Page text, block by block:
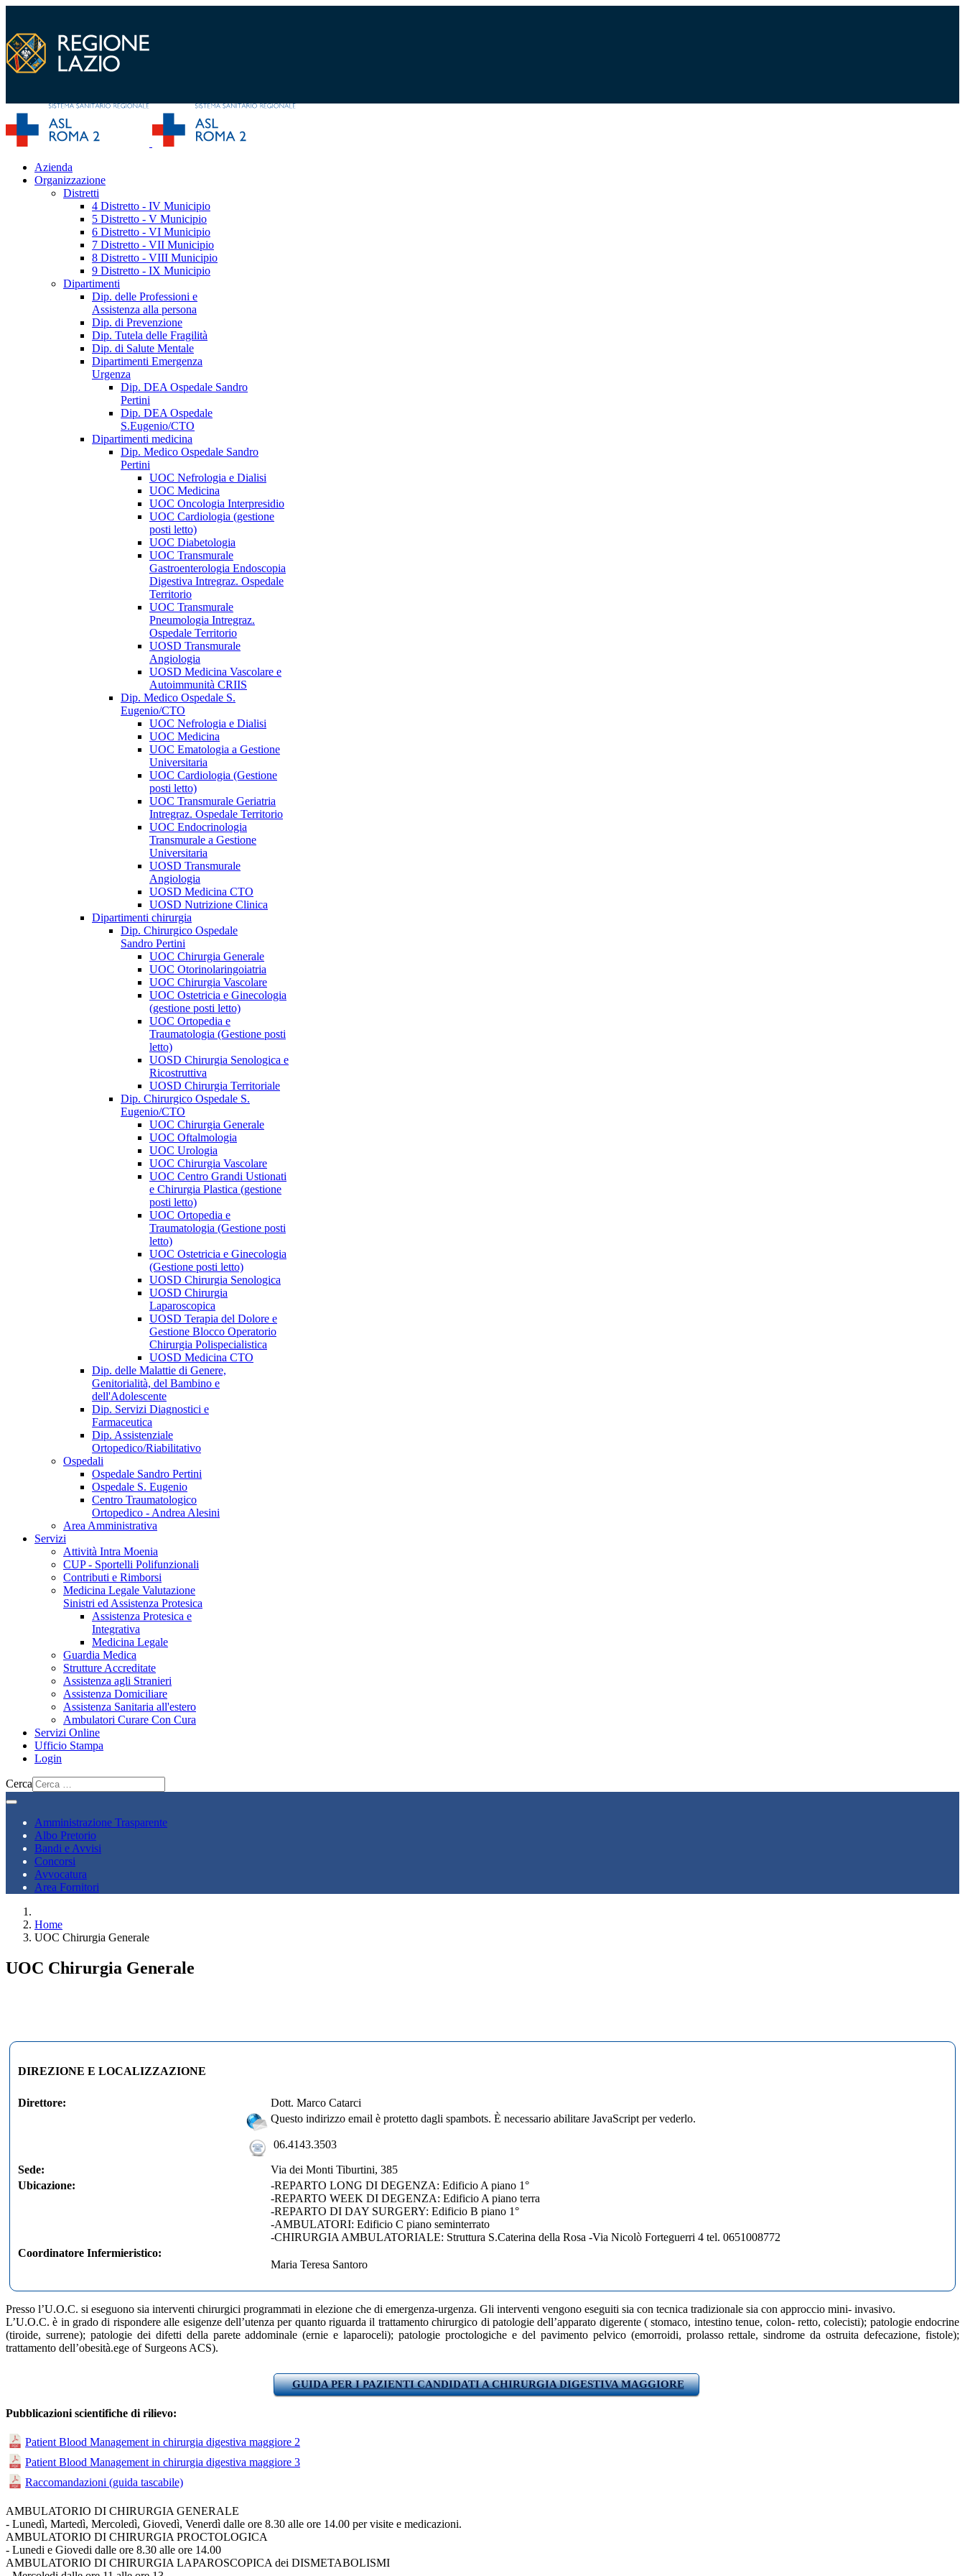
Azienda
Organizzazione
Distretti
4 Distretto - IV Municipio
5 Distretto - V Municipio
6 Distretto - VI Municipio
7 Distretto - VII Municipio
8 Distretto - VIII Municipio
9 Distretto - IX Municipio
Dipartimenti
Dip. delle Professioni e
Assistenza alla persona
Dip. di Prevenzione
Dip. Tutela delle Fragilità
Dip. di Salute Mentale
Dipartimenti Emergenza
Urgenza
Dip. DEA Ospedale Sandro
Pertini
Dip. DEA Ospedale
S.Eugenio/CTO
Dipartimenti medicina
Dip. Medico Ospedale Sandro
Pertini
UOC Nefrologia e Dialisi
UOC Medicina
UOC Oncologia Interpresidio
UOC Cardiologia (gestione
posti letto)
UOC Diabetologia
UOC Transmurale
Gastroenterologia Endoscopia
Digestiva Intregraz. Ospedale
Territorio
UOC Transmurale
Pneumologia Intregraz.
Ospedale Territorio
UOSD Transmurale
Angiologia
UOSD Medicina Vascolare e
Autoimmunità CRIIS
Dip. Medico Ospedale S.
Eugenio/CTO
UOC Nefrologia e Dialisi
UOC Medicina
UOC Ematologia a Gestione
Universitaria
UOC Cardiologia (Gestione
posti letto)
UOC Transmurale Geriatria
Intregraz. Ospedale Territorio
UOC Endocrinologia
Transmurale a Gestione
Universitaria
UOSD Transmurale
Angiologia
UOSD Medicina CTO
UOSD Nutrizione Clinica
Dipartimenti chirurgia
Dip. Chirurgico Ospedale
Sandro Pertini
UOC Chirurgia Generale
UOC Otorinolaringoiatria
UOC Chirurgia Vascolare
UOC Ostetricia e Ginecologia
(gestione posti letto)
UOC Ortopedia e
Traumatologia (Gestione posti
letto)
UOSD Chirurgia Senologica e
Ricostruttiva
UOSD Chirurgia Territoriale
Dip. Chirurgico Ospedale S.
Eugenio/CTO
UOC Chirurgia Generale
UOC Oftalmologia
UOC Urologia
UOC Chirurgia Vascolare
UOC Centro Grandi Ustionati
e Chirurgia Plastica (gestione
posti letto)
UOC Ortopedia e
Traumatologia (Gestione posti
letto)
UOC Ostetricia e Ginecologia
(Gestione posti letto)
UOSD Chirurgia Senologica
UOSD Chirurgia
Laparoscopica
UOSD Terapia del Dolore e
Gestione Blocco Operatorio
Chirurgia Polispecialistica
UOSD Medicina CTO
Dip. delle Malattie di Genere,
Genitorialità, del Bambino e
dell'Adolescente
Dip. Servizi Diagnostici e
Farmaceutica
Dip. Assistenziale
Ortopedico/Riabilitativo
Ospedali
Ospedale Sandro Pertini
Ospedale S. Eugenio
Centro Traumatologico
Ortopedico - Andrea Alesini
Area Amministrativa
Servizi
Attività Intra Moenia
CUP - Sportelli Polifunzionali
Contributi e Rimborsi
Medicina Legale Valutazione
Sinistri ed Assistenza Protesica
Assistenza Protesica e
Integrativa
Medicina Legale
Guardia Medica
Strutture Accreditate
Assistenza agli Stranieri
Assistenza Domiciliare
Assistenza Sanitaria all'estero
Ambulatori Curare Con Cura
Servizi Online
Ufficio Stampa
Login
Cerca
Amministrazione Trasparente
Albo Pretorio
Bandi e Avvisi
Concorsi
Avvocatura
Area Fornitori
Home
UOC Chirurgia Generale
UOC Chirurgia Generale
DIREZIONE E LOCALIZZAZIONE
Direttore:
Dott. Marco Catarci
Questo indirizzo email è protetto dagli spambots. È necessario abilitare JavaScript per vederlo.
06.4143.3503
Sede:
Via dei Monti Tiburtini, 385
Ubicazione:
-REPARTO LONG DI DEGENZA: Edificio A piano 1°
-REPARTO WEEK DI DEGENZA: Edificio A piano terra
-REPARTO DI DAY SURGERY: Edificio B piano 1°
-AMBULATORI: Edificio C piano seminterrato
-CHIRURGIA AMBULATORIALE: Struttura S.Caterina della Rosa -Via Nicolò Forteguerri 4 tel. 0651008772
Coordinatore Infermieristico:
Maria Teresa Santoro
Presso l’U.O.C. si eseguono sia interventi chirurgici programmati in elezione che di emergenza-urgenza. Gli interventi vengono eseguiti sia con tecnica tradizionale sia con approccio mini- invasivo.
L’U.O.C. è in grado di rispondere alle esigenze dell’utenza per quanto riguarda il trattamento chirurgico di patologie dell’apparato digerente ( stomaco, intestino tenue, colon- retto, colecisti); patologie endocrine
(tiroide, surrene); patologie dei difetti della parete addominale (ernie e laparoceli); patologie proctologiche e del pavimento pelvico (emorroidi, prolasso rettale, sindrome da ostruita defecazione, fistole);
trattamento dell’obesità.ege of Surgeons ACS).
GUIDA PER I PAZIENTI CANDIDATI A CHIRURGIA DIGESTIVA MAGGIORE
Pubblicazioni scientifiche di rilievo:
Patient Blood Management in chirurgia digestiva maggiore 2
Patient Blood Management in chirurgia digestiva maggiore 3
Raccomandazioni (guida tascabile)
AMBULATORIO DI CHIRURGIA GENERALE
- Lunedì, Martedì, Mercoledì, Giovedì, Venerdì dalle ore 8.30 alle ore 14.00 per visite e medicazioni.
AMBULATORIO DI CHIRURGIA PROCTOLOGICA
- Lunedi e Giovedi dalle ore 8.30 alle ore 14.00
AMBULATORIO DI CHIRURGIA LAPAROSCOPICA dei DISMETABOLISMI